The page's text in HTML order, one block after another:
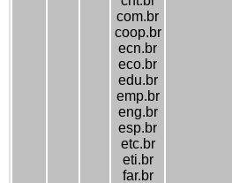
com.br
coop.br
ecn.br
eco.br
edu.br
emp.br
eng.br
esp.br
etc.br
eti.br
far.br